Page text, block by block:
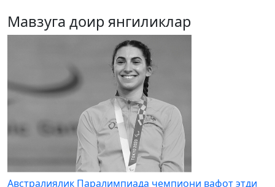
Мавзуга доир янгиликлар
Австралиялик Паралимпиада чемпиони вафот этди